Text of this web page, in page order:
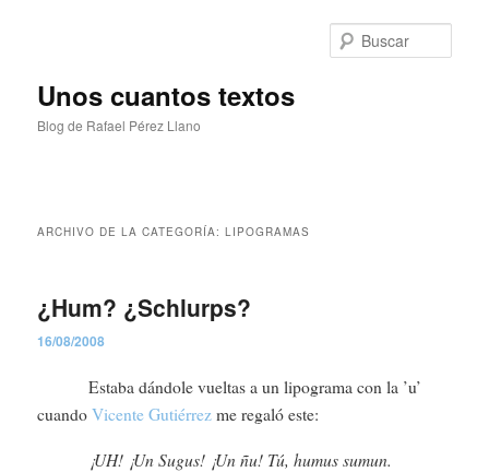
Unos cuantos textos
Blog de Rafael Pérez Llano
ARCHIVO DE LA CATEGORÍA:LIPOGRAMAS
¿Hum? ¿Schlurps?
16/08/2008
Estaba dándole vueltas a un lipograma con la ’u’
cuandoVicente Gutiérrez me regaló este:
¡UH! ¡Un Sugus! ¡Un ñu! Tú, humus sumun.